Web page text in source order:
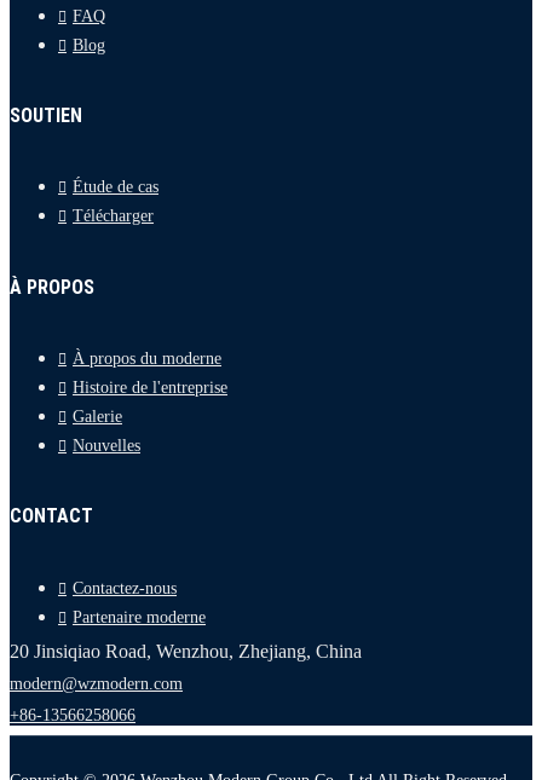
FAQ
Blog
SOUTIEN
Étude de cas
Télécharger
À PROPOS
À propos du moderne
Histoire de l'entreprise
Galerie
Nouvelles
CONTACT
Contactez-nous
Partenaire moderne
20 Jinsiqiao Road, Wenzhou, Zhejiang, China
modern@wzmodern.com
+86-13566258066